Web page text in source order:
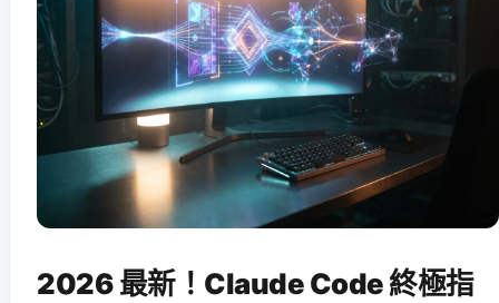
2026 最新！Claude Code 終極指